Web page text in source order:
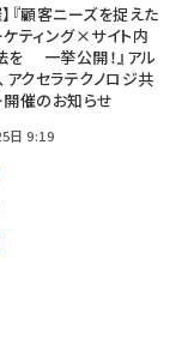
『顧客ニーズを捉えた
ティング×サイト内
を 一挙公開！』アル
アクセラテクノロジ共
催のお知らせ
日 9:19